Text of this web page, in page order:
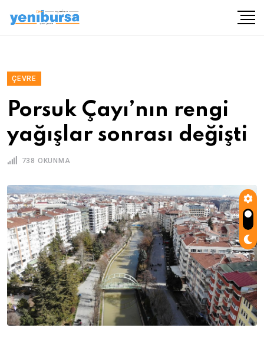
ÇEVRE
Porsuk Çayı’nın rengi
yağışlar sonrası değişti
738 OKUNMA